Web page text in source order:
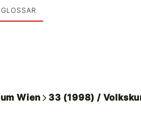
GLOSSAR
Wien 33 (1998) /